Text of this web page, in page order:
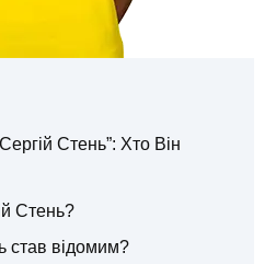
Стень”: Хто Він
Стень?
став відомим?